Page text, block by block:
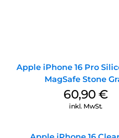
Apple iPhone 16 Pro
MagSafe Stone
60,90€
inkl. MwSt.